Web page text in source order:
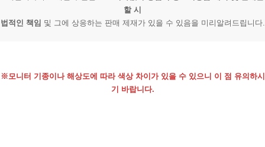
할 시
법적인 책임 및 그에 상응하는 판매 제재가 있을 수 있음을 미리알려드립니다.
※모니터 기종이나 해상도에 따라 색상 차이가 있을 수 있으니 이 점 유의하시
기 바랍니다.